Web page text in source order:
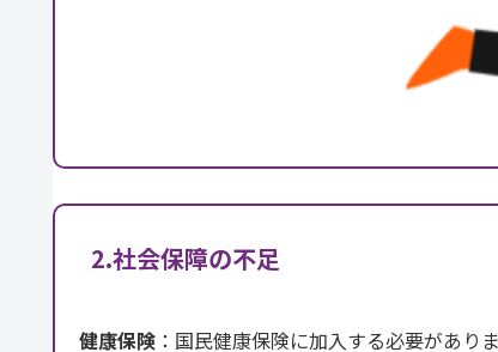
2.社会保障の不足
健康保険 ：国民健康保険に加入する必要があり